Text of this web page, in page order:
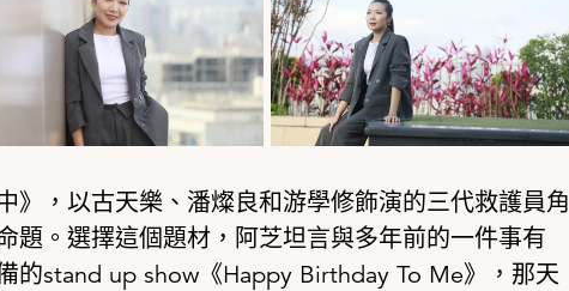
》，以古天樂、潘燦良和游學修飾演的三代救護員角
題。選擇這個題材，阿芝坦言與多年前的一件事有
的stand up show《Happy Birthday To Me》，那天